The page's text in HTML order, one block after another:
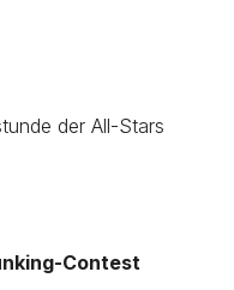
der All-Stars
Contest